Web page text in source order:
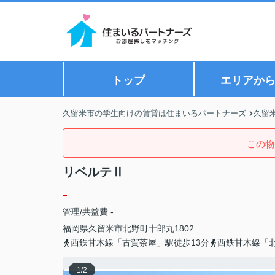
トップ エリアか
久留米市の学生向けの賃貸は住まいるパートナーズ 久留
この
リベルテⅡ
-
管理/共益費 -
福岡県久留米市北野町十郎丸1802
西鉄甘木線「古賀茶屋」駅徒歩13分
西鉄甘木線「
1/2